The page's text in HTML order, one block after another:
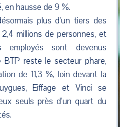
en hausse de 9 %.
plus d’un tiers des
millions de personnes, et
sont devenus
BTP reste le secteur phare,
de 11,3 %, loin devant la
Eiffage et Vinci se
seuls près d’un quart du